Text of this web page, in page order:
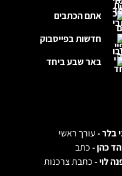
אתם הכתבים
חדשות בפייסבוק
באר שבע ביחד
בלר -עורך ראשי
כהן -כתב
לוי -כתבת צרכנות